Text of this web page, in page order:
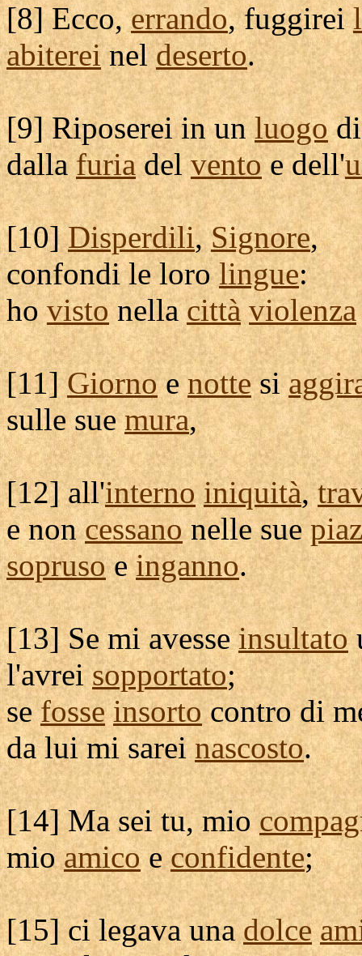
[8] Ecco,errando,fuggirei
abitereineldeserto.
[9]Riposereiin unluogo
dallafuriadelventoe dell'
[10]Disperdili,Signore,
confondile lorolingue:
hovistonellacittà violenza
[11]Giornoenottesi
sulle suemura,
[12] all'interno iniquità,
e noncessanonelle sue
soprusoeinganno.
[13] Se mi avesseinsultato
l'avreisopportato;
sefosse insortocontro di
da lui mi sareinascosto.
[14] Ma sei tu, mio
mioamicoeconfidente;
[15] cilegavaunadolce